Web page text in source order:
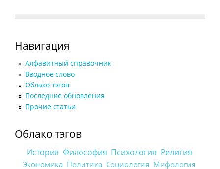
Навигация
Алфавитный справочник
Вводное слово
Облако тэгов
Последние обновления
Прочие статьи
Облако тэгов
История Философия Психология Религия
Экономика Политика Социология Мифология